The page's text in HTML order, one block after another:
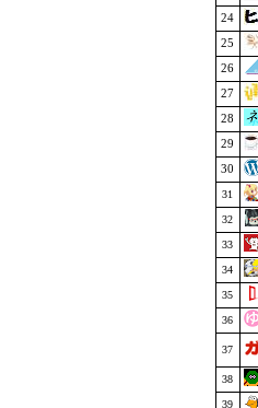
24
25
26
27
28
29
30
31
32
33
34
35
36
37
38
39